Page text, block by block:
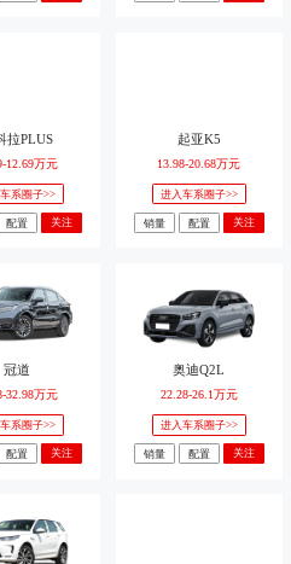
拉PLUS
12.69万元
系圈子>>
配置 关注
起亚K5
13.98-20.68万元
进入车系圈子>>
销量 配置 关注
冠道
32.98万元
系圈子>>
配置 关注
奥迪Q2L
22.28-26.1万元
进入车系圈子>>
销量 配置 关注